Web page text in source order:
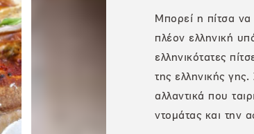
Μπορεί η πίτσα να
πλέον ελληνική
ελληνικότατες
της ελληνικής
αλλαντικά που
ντομάτας και την